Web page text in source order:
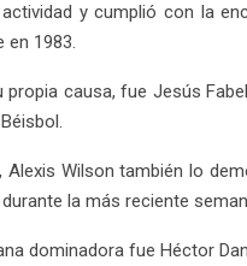
y cumplió con la
en 1983.
causa, fue Jesús
Alexis Wilson también lo
la más reciente
dominadora fue Héctor